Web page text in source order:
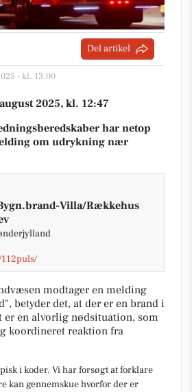
Del artikel
- kl. 13:00
2025, kl. 12:47
har netop
om udrykning nær
Villa/Rækkehus
modtager en melding
betyder det, at der er en brand i
er en alvorlig nødsituation, som
koordineret reaktion fra
i koder. Vi har forsøgt at forklare
kan gennemskue hvorfor der er